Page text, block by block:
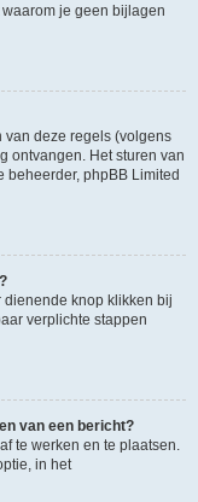
je geen bijlagen
van deze regels (volgens
ontvangen. Het sturen van
phpBB Limited
knop klikken bij
verplichte stappen
van een bericht?
te werken en te plaatsen.
in het